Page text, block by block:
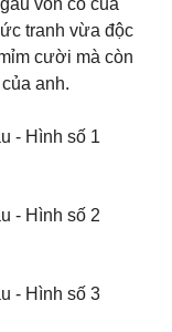
vốn có của
tranh vừa độc
cười mà còn
anh.